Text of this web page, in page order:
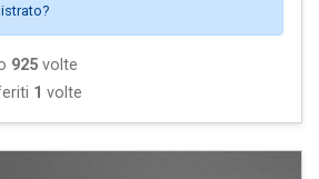
925 volte
1 volte